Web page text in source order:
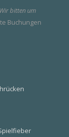
Wir bitten um
Buchungen